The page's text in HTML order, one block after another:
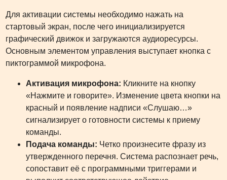
Для активации системы необходимо нажать на
стартовый экран, после чего инициализируется
графический движок и загружаются аудиоресурсы.
Основным элементом управления выступает кнопка с
пиктограммой микрофона.
Активация микрофона: Кликните на кнопку
«Нажмите и говорите». Изменение цвета кнопки на
красный и появление надписи «Слушаю…»
сигнализирует о готовности системы к приему
команды.
Подача команды: Четко произнесите фразу из
утвержденного перечня. Система распознает речь,
сопоставит её с программными триггерами и